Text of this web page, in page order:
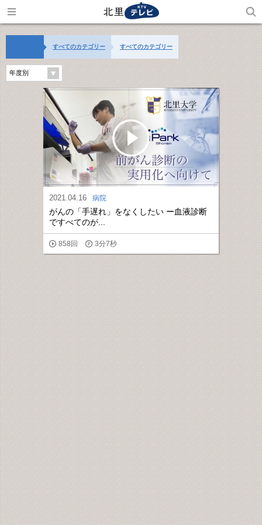
すべてのカテゴリー すべてのカテゴリー
年度別
2021.04.16 病院
がんの「手遅れ」をなくしたい ー血液診断
ですべてのが...
858回 3分7秒